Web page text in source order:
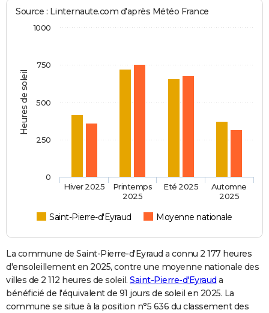
Heures de soleil
Source : Linternaute.com d'après Météo France
Saint-Pierre-d'Eyraud Moyenne nationale
Hiver 2025
Printemps
2025
Eté 2025
Automne
2025
0
250
500
750
1000
La commune de Saint-Pierre-d'Eyraud a connu 2 177 heures
d'ensoleillement en 2025, contre une moyenne nationale des
villes de 2 112 heures de soleil. Saint-Pierre-d'Eyraud a
bénéficié de l'équivalent de 91 jours de soleil en 2025. La
commune se situe à la position n°5 636 du classement des